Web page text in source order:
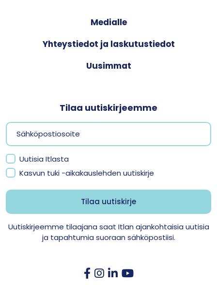
Medialle
Yhteystiedot ja laskutustiedot
Uusimmat
Tilaa uutiskirjeemme
Uutisia Itlasta
Kasvun tuki -aikakauslehden uutiskirje
Uutiskirjeemme tilaajana saat Itlan ajankohtaisia uutisia
ja tapahtumia suoraan sähköpostiisi.